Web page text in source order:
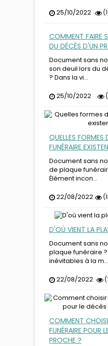
25/10/2022
COMMENT FAIRE
DU DÉCÈS D'UN
Document sans
son deuil lors du
? Dans la vi...
25/10/2022
QUELLES FORMES
FUNÉRAIRE
Document sans
de plaque
Élément incon...
22/08/2022
D'OÙ VIENT LA
Document sans
plaque funéraire
inévitables à la m...
22/08/2022
COMMENT
FUNÉRAIRE POUR
PROCHE ?